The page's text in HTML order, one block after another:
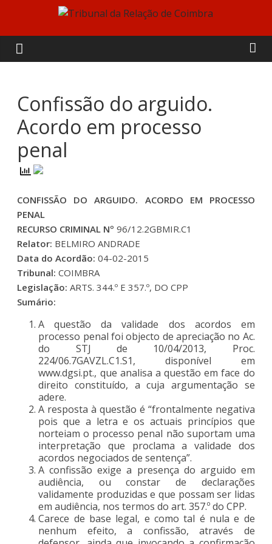
content
Tribunal
da
Relação
de
Coimbra
Confissão do arguido.
Acordo em processo
penal
CONFISSÃO DO ARGUIDO. ACORDO EM PROCESSO
PENAL
RECURSO CRIMINAL Nº 96/12.2GBMIR.C1
Relator: BELMIRO ANDRADE
Data do Acordão:04-02-2015
Tribunal:COIMBRA
Legislação: ARTS. 344.º E 357.º, DO CPP
Sumário:
A questão da validade dos acordos em
processo penal foi objecto de apreciação no Ac.
do STJ de 10/04/2013, Proc.
224/06.7GAVZL.C1.S1, disponível em
www.dgsi.pt., que analisa a questão em face do
direito constituído, a cuja argumentação se
adere.
A resposta à questão é “frontalmente negativa
pois que a letra e os actuais princípios que
norteiam o processo penal não suportam uma
interpretação que proclama a validade dos
acordos negociados de sentença”.
A confissão exige a presença do arguido em
audiência, ou constar de declarações
validamente produzidas e que possam ser lidas
em audiência, nos termos do art. 357.º do CPP.
Carece de base legal, e como tal é nula e de
nenhum efeito, a confissão, através de